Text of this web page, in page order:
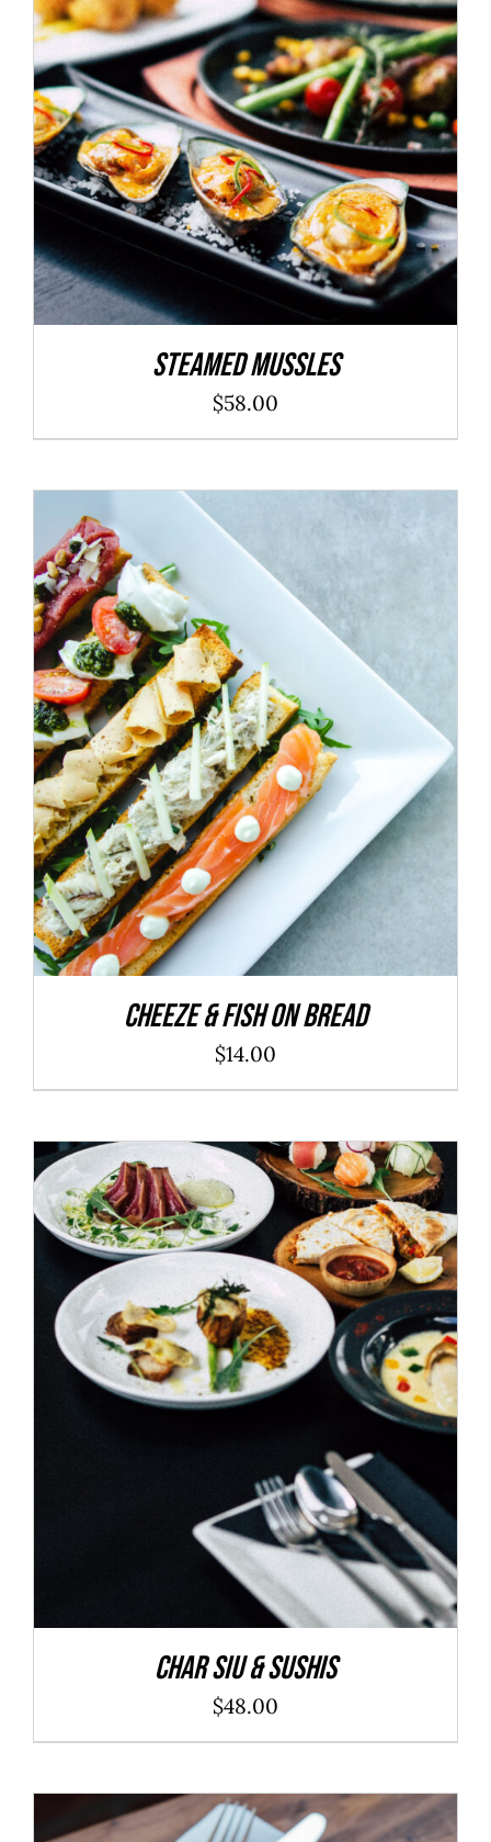
ADD TO CART / DÉTAILS
Steamed Mussles
$58.00
ADD TO CART / DÉTAILS
Cheeze & Fish On Bread
$14.00
ADD TO CART / DÉTAILS
Char Siu & Sushis
$48.00